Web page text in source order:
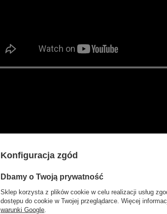
Konfiguracja zgód
Dbamy o Twoją prywatność
Sklep korzysta z plików cookie w celu realizacji usług
dostępu do cookie w Twojej przeglądarce. Więcej
warunki Google